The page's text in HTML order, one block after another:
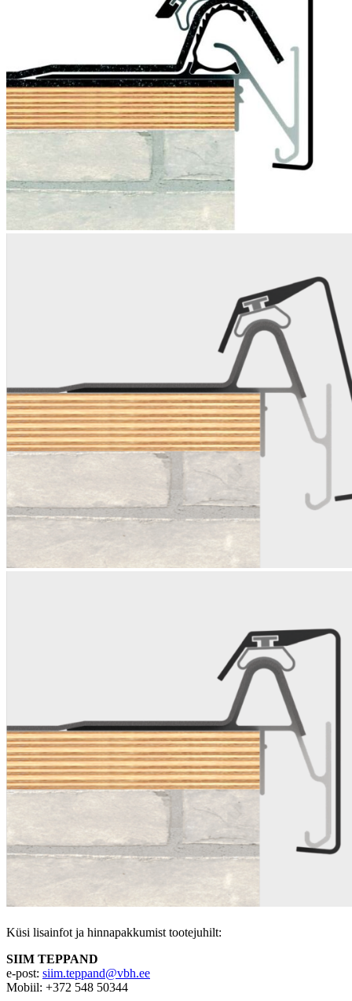
Küsi lisainfot ja hinnapakkumist tootejuhilt:
SIIM TEPPAND
e-post: siim.teppand@vbh.ee
Mobiil: +372 548 50344